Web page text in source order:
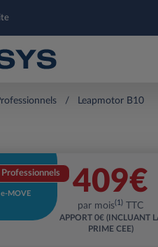
Leapmotor B10
Professionnels
e-MOVE 409€
par mois(1) TTC
APPORT 0€ (INCLUANT
PRIME CEE)